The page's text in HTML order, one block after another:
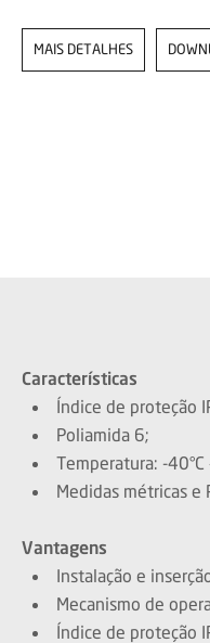
MAIS DETALHES
Características
Índice de proteção
Poliamida 6;
Temperatura: -40°C
Medidas métricas e
Vantagens
Instalação e
Mecanismo de
Índice de proteção